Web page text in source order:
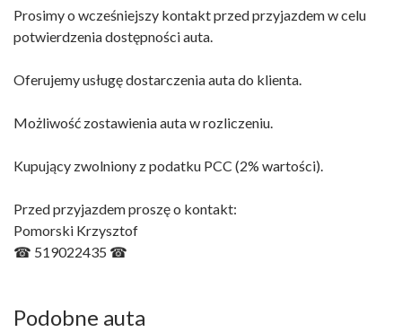
Prosimy o wcześniejszy kontakt przed przyjazdem w celu
potwierdzenia dostępności auta.
Oferujemy usługę dostarczenia auta do klienta.
Możliwość zostawienia auta w rozliczeniu.
Kupujący zwolniony z podatku PCC (2% wartości).
Przed przyjazdem proszę o kontakt:
Pomorski Krzysztof
☎ 519022435 ☎
Podobne auta